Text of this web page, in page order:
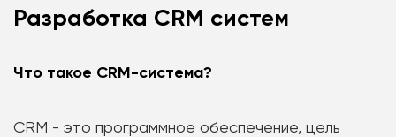
Разработка CRM систем
Что такое CRM-система?
CRM - это программное обеспечение, цель